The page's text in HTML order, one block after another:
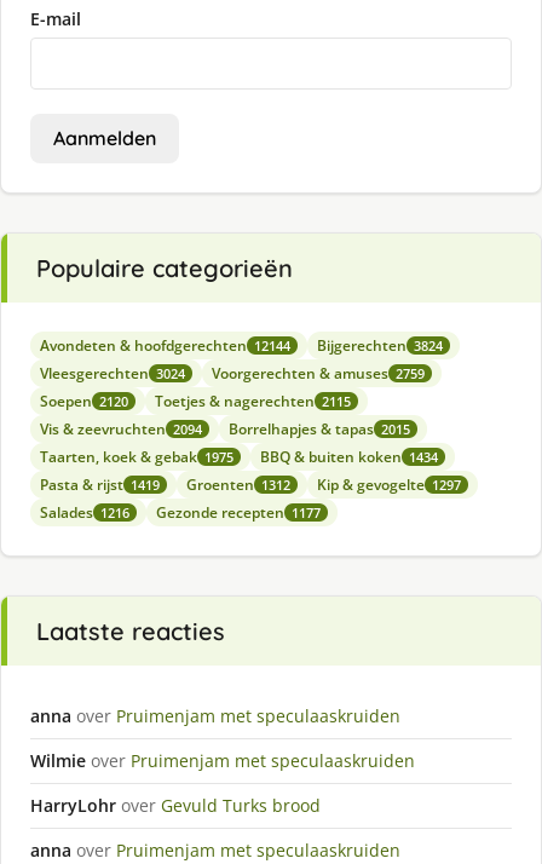
E-mail
Aanmelden
Populaire categorieën
Avondeten & hoofdgerechten 12144 Bijgerechten 3824
Vleesgerechten 3024 Voorgerechten & amuses 2759
Soepen 2120 Toetjes & nagerechten 2115
Vis & zeevruchten 2094 Borrelhapjes & tapas 2015
Taarten, koek & gebak 1975 BBQ & buiten koken 1434
Pasta & rijst 1419 Groenten 1312 Kip & gevogelte 1297
Salades 1216 Gezonde recepten 1177
Laatste reacties
anna over Pruimenjam met speculaaskruiden
Wilmie over Pruimenjam met speculaaskruiden
HarryLohr over Gevuld Turks brood
anna over Pruimenjam met speculaaskruiden